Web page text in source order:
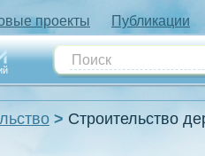
проекты Публикации
Строительство